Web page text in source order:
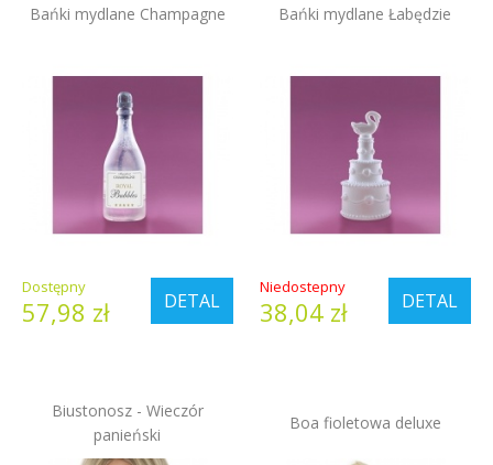
Bańki mydlane Champagne
DETAL
Dostępny
57,98 zł
Bańki mydlane Łabędzie
DETAL
Niedostepny
38,04 zł
Biustonosz - Wieczór
panieński
Boa fioletowa deluxe